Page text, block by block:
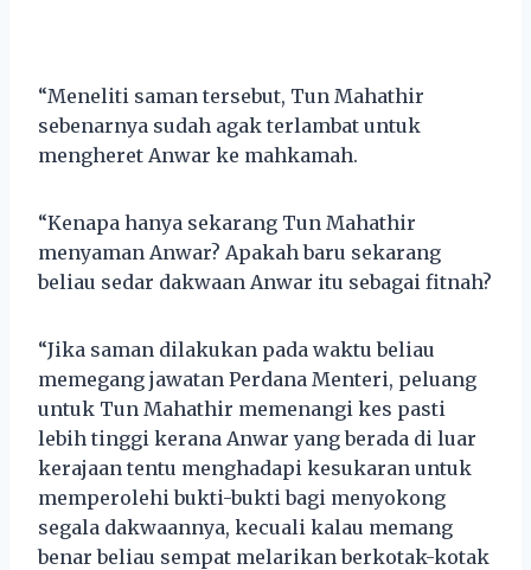
“Meneliti saman tersebut, Tun Mahathir
sebenarnya sudah agak terlambat untuk
mengheret Anwar ke mahkamah.
“Kenapa hanya sekarang Tun Mahathir
menyaman Anwar? Apakah baru sekarang
beliau sedar dakwaan Anwar itu sebagai fitnah?
“Jika saman dilakukan pada waktu beliau
memegang jawatan Perdana Menteri, peluang
untuk Tun Mahathir memenangi kes pasti
lebih tinggi kerana Anwar yang berada di luar
kerajaan tentu menghadapi kesukaran untuk
memperolehi bukti-bukti bagi menyokong
segala dakwaannya, kecuali kalau memang
benar beliau sempat melarikan berkotak-kotak